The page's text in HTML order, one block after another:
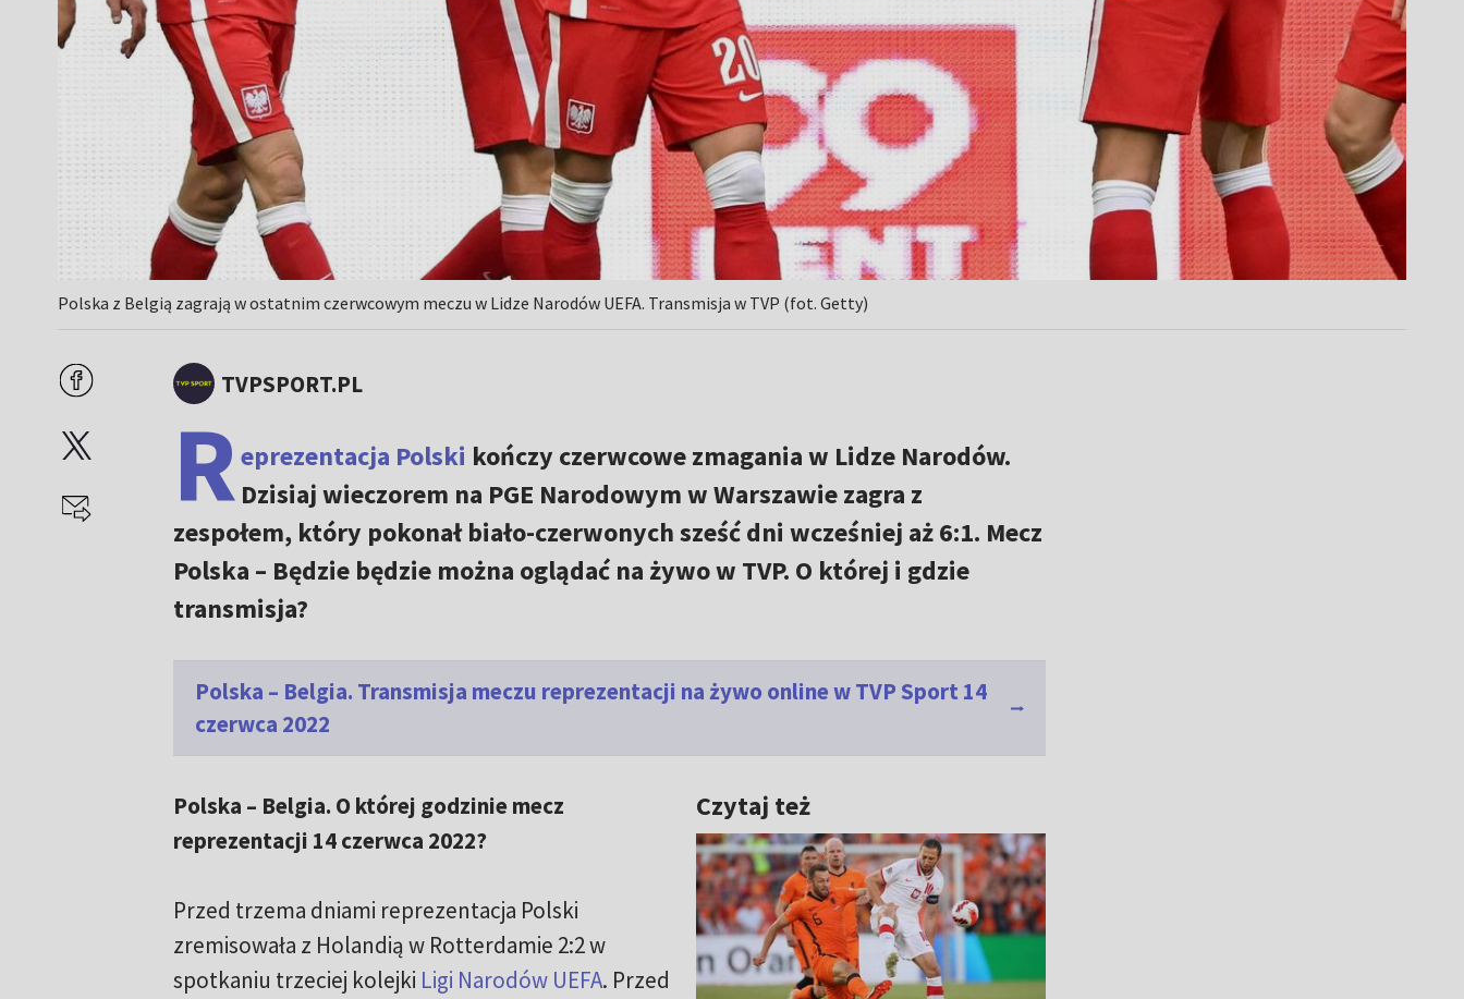
Polska z Belgią zagrają w ostatnim czerwcowym meczu w Lidze Narodów UEFA. Transmisja w TVP (fot. Getty)
TVPSPORT.PL
Reprezentacja Polski kończy czerwcowe zmagania w Lidze Narodów.
Dzisiaj wieczorem na PGE Narodowym w Warszawie zagra z
zespołem, który pokonał biało-czerwonych sześć dni wcześniej aż 6:1. Mecz
Polska – Będzie będzie można oglądać na żywo w TVP. O której i gdzie
transmisja?
Polska – Belgia. Transmisja meczu reprezentacji na żywo online w TVP Sport 14
czerwca 2022
Czytaj też
Polska – Belgia. O której godzinie mecz
reprezentacji 14 czerwca 2022?
Przed trzema dniami reprezentacja Polski
zremisowała z Holandią w Rotterdamie 2:2 w
spotkaniu trzeciej kolejki Ligi Narodów UEFA. Przed